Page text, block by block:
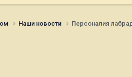
Наши новости Персоналия